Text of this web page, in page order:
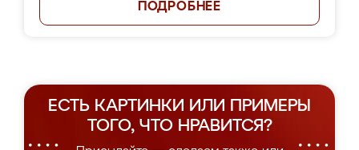
ПОДРОБНЕЕ
ЕСТЬ КАРТИНКИ ИЛИ ПРИМЕРЫ
ТОГО, ЧТО НРАВИТСЯ?